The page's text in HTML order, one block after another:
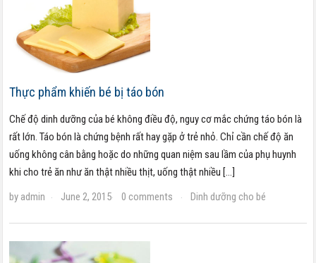
Thực phẩm khiến bé bị táo bón
Chế độ dinh dưỡng của bé không điều độ, nguy cơ mắc chứng táo bón là
rất lớn. Táo bón là chứng bệnh rất hay gặp ở trẻ nhỏ. Chỉ cần chế độ ăn
uống không cân bằng hoặc do những quan niệm sau lầm của phụ huynh
khi cho trẻ ăn như ăn thật nhiều thịt, uống thật nhiều […]
by admin · June 2, 2015· 0 comments · Dinh dưỡng cho bé